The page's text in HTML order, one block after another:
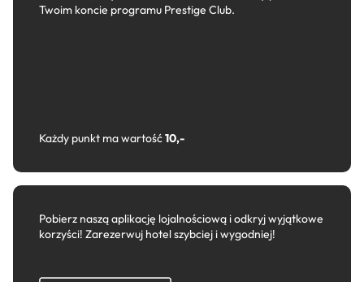
Twoim koncie programu Prestige Club.
Każdy punkt ma wartość10,-
Pobierz naszą aplikację lojalnościową i odkryj wyjątkowe
korzyści! Zarezerwuj hotel szybciej i wygodniej!